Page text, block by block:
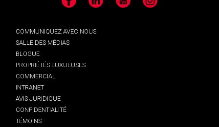
Facebook LinkedIn YouTube Instagram
COMMUNIQUEZ AVEC NOUS
SALLE DES MÉDIAS
BLOGUE
PROPRIÉTÉS LUXUEUSES
COMMERCIAL
INTRANET
AVIS JURIDIQUE
CONFIDENTIALITÉ
TÉMOINS